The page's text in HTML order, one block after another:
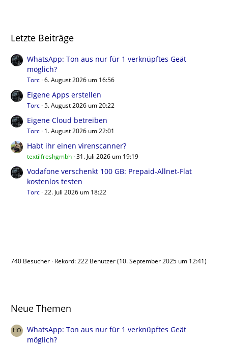
Letzte Beiträge
WhatsApp: Ton aus nur für 1 verknüpftes Geät
möglich?
Torc 6. August 2026 um 16:56
Eigene Apps erstellen
Torc 5. August 2026 um 20:22
Eigene Cloud betreiben
Torc 1. August 2026 um 22:01
Habt ihr einen virenscanner?
textilfreshgmbh 31. Juli 2026 um 19:19
Vodafone verschenkt 100 GB: Prepaid-Allnet-Flat
kostenlos testen
Torc 22. Juli 2026 um 18:22
740 Besucher Rekord: 222 Benutzer (10. September 2025 um 12:41)
Neue Themen
WhatsApp: Ton aus nur für 1 verknüpftes Geät
möglich?